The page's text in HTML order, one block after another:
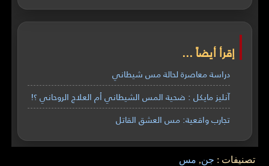
إقرأ أيضاً ...
دراسة معاصرة لحالة مس شيطاني
آنليز مايكل : ضحية المس الشيطاني أم العلاج الروحاني ؟!
تجارب واقعية: مس العشق القاتل
تصنيفات : جن, مس